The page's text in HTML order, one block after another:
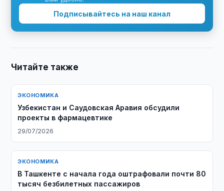
Подписывайтесь на наш канал
Читайте также
ЭКОНОМИКА
Узбекистан и Саудовская Аравия обсудили
проекты в фармацевтике
29/07/2026
ЭКОНОМИКА
В Ташкенте с начала года оштрафовали почти 80
тысяч безбилетных пассажиров